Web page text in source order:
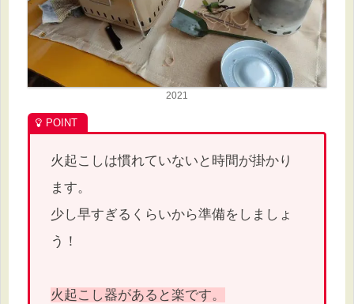
2021
火起こしは慣れていないと時間が掛かり
ます。
少し早すぎるくらいから準備をしましょ
う！
火起こし器があると楽です。